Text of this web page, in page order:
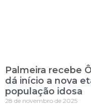
Palmeira recebe
dá início a nova
população idosa
28 de novembro de 2025